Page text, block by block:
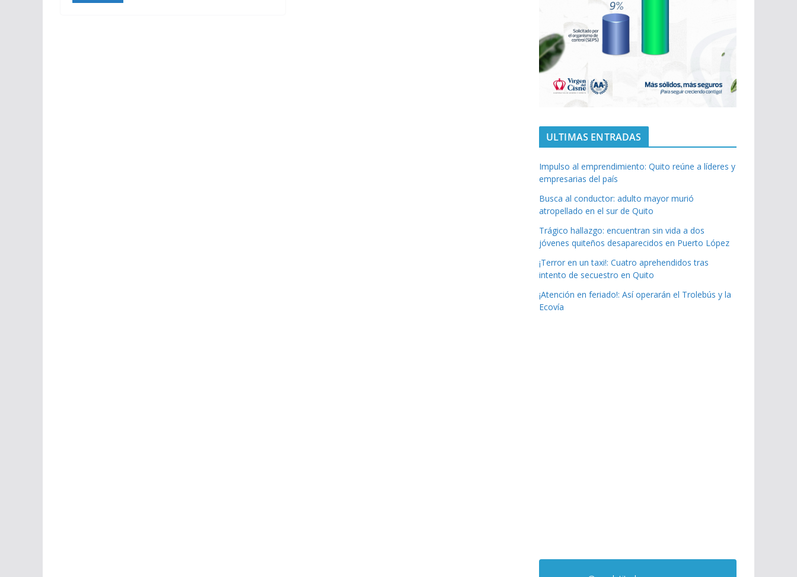
ULTIMAS ENTRADAS
Impulso al emprendimiento: Quito reúne a líderes y
empresarias del país
Busca al conductor: adulto mayor murió
atropellado en el sur de Quito
Trágico hallazgo: encuentran sin vida a dos
jóvenes quiteños desaparecidos en Puerto López
¡Terror en un taxi!: Cuatro aprehendidos tras
intento de secuestro en Quito
¡Atención en feriado!: Así operarán el Trolebús y la
Ecovía